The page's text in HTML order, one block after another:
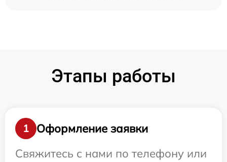
Этапы работы
1
Оформление заявки
Свяжитесь с нами по телефону или